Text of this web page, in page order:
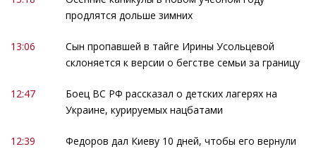
продлятся дольше зимних
13:06
Сын пропавшей в тайге Ирины Усольцевой
склоняется к версии о бегстве семьи за границу
12:47
Боец ВС РФ рассказал о детских лагерях на
Украине, курируемых нацбатами
12:39
Федоров дал Киеву 10 дней, чтобы его вернули